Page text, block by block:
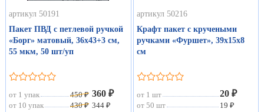
артикул 50191
Пакет ПВД с петлевой ручкой
«Борг» матовый, 36х43+3 см,
55 мкм, 50 шт/уп
от 1 упак 450 ₽ 360 ₽
от 10 упак 430 ₽ 344 ₽
артикул 50216
Крафт пакет с кручеными
ручками «Фуршет», 39х15х8
см
от 1 шт 20 ₽
от 50 шт 19 ₽